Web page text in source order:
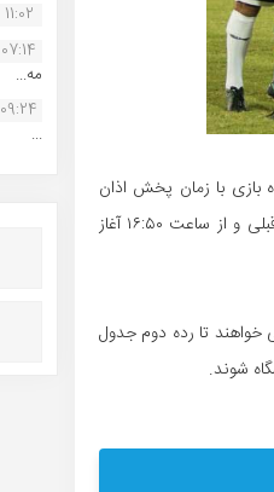
بازی با زمان پخش اذان
مغرب ، دیدار تیمهای شاهین شهرداری بوشهر و نود ارومیه روز یکشنبه ۶ آبان ، ۱۰ دقیقه زودتر از زمان قبلی و از ساعت ۱۶:۵۰ آغاز
خواهند تا رده دوم جدول
شوند.
11:02
07:14
مه...
09:24
...